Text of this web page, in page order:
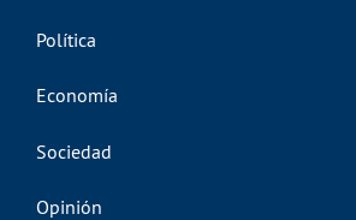
Política
Economía
Sociedad
Opinión